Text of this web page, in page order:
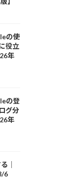
の使
役立
年
の登
グ分
年
｜
6